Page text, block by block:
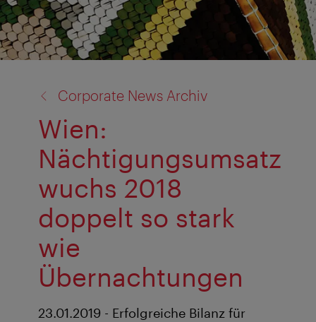
Corporate News Archiv
Wien:
Nächtigungsumsatz
wuchs 2018
doppelt so stark
wie
Übernachtungen
23.01.2019 - Erfolgreiche Bilanz für